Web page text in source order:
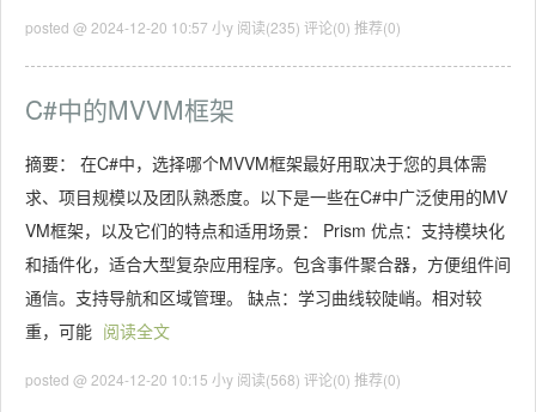
posted @ 2024-12-20 10:57 小y 阅读(235) 评论(0) 推荐(0)
C#中的MVVM框架
摘要： 在C#中，选择哪个MVVM框架最好用取决于您的具体需
求、项目规模以及团队熟悉度。以下是一些在C#中广泛使用的MV
VM框架，以及它们的特点和适用场景： Prism 优点：支持模块化
和插件化，适合大型复杂应用程序。包含事件聚合器，方便组件间
通信。支持导航和区域管理。 缺点：学习曲线较陡峭。相对较
重，可能 阅读全文
posted @ 2024-12-20 10:15 小y 阅读(568) 评论(0) 推荐(0)